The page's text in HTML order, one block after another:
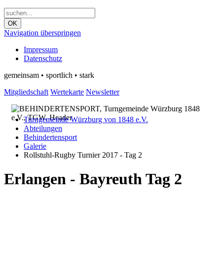
OK
Navigation überspringen
Impressum
Datenschutz
gemeinsam • sportlich • stark
Mitgliedschaft Wertekarte Newsletter
Turngemeinde Würzburg von 1848 e.V.
Abteilungen
Behindertensport
Galerie
Rollstuhl-Rugby Turnier 2017 - Tag 2
Erlangen - Bayreuth Tag 2